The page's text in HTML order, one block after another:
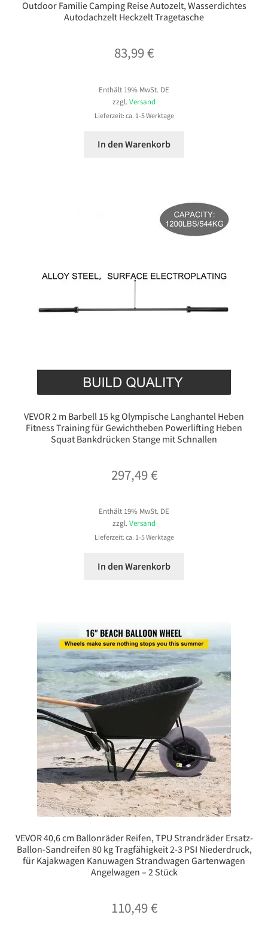
Outdoor Familie Camping Reise Autozelt, Wasserdichtes
Autodachzelt Heckzelt Tragetasche
83,99€
Enthält 19% MwSt. DE
zzgl. Versand
Lieferzeit: ca. 1-5 Werktage
In den Warenkorb
VEVOR 2 m Barbell 15 kg Olympische Langhantel Heben
Fitness Training für Gewichtheben Powerlifting Heben
Squat Bankdrücken Stange mit Schnallen
297,49€
Enthält 19% MwSt. DE
zzgl. Versand
Lieferzeit: ca. 1-5 Werktage
In den Warenkorb
VEVOR 40,6 cm Ballonräder Reifen, TPU Strandräder Ersatz-
Ballon-Sandreifen 80 kg Tragfähigkeit 2-3 PSI Niederdruck,
für Kajakwagen Kanuwagen Strandwagen Gartenwagen
Angelwagen – 2 Stück
110,49€